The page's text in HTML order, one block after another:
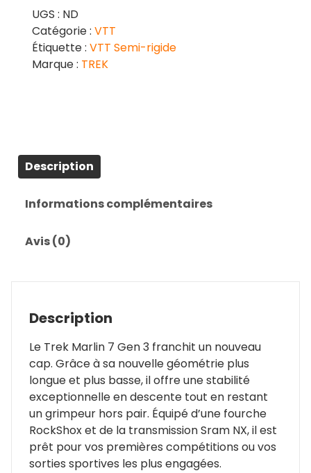
UGS : ND
Catégorie : VTT
Étiquette : VTT Semi-rigide
Marque : TREK
Description
Informations complémentaires
Avis (0)
Description
Le Trek Marlin 7 Gen 3 franchit un nouveau
cap. Grâce à sa nouvelle géométrie plus
longue et plus basse, il offre une stabilité
exceptionnelle en descente tout en restant
un grimpeur hors pair. Équipé d’une fourche
RockShox et de la transmission Sram NX, il est
prêt pour vos premières compétitions ou vos
sorties sportives les plus engagées.